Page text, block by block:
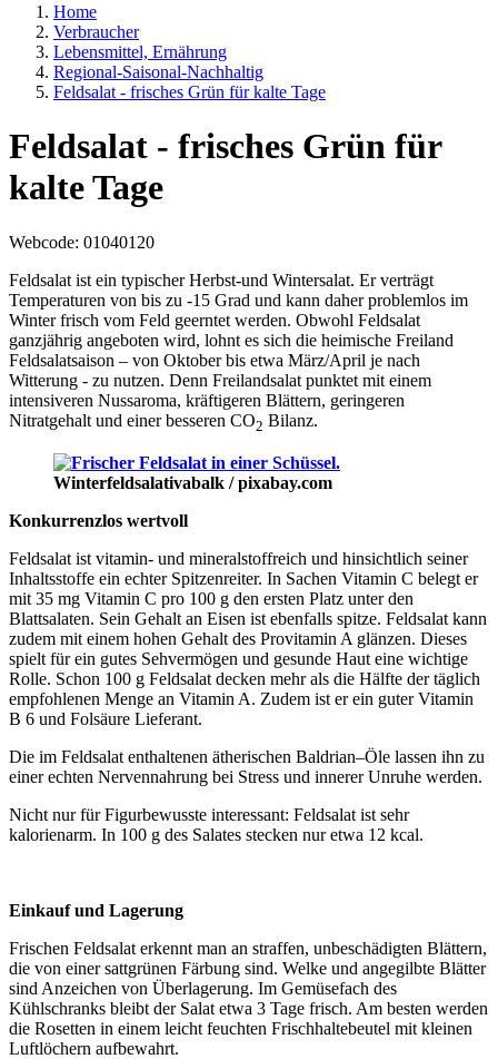
Home
Verbraucher
Lebensmittel, Ernährung
Regional-Saisonal-Nachhaltig
Feldsalat - frisches Grün für kalte Tage
Feldsalat - frisches Grün für
kalte Tage
Webcode: 01040120
Feldsalat ist ein typischer Herbst-und Wintersalat. Er verträgt
Temperaturen von bis zu -15 Grad und kann daher problemlos im
Winter frisch vom Feld geerntet werden. Obwohl Feldsalat
ganzjährig angeboten wird, lohnt es sich die heimische Freiland
Feldsalatsaison – von Oktober bis etwa März/April je nach
Witterung - zu nutzen. Denn Freilandsalat punktet mit einem
intensiveren Nussaroma, kräftigeren Blättern, geringeren
Nitratgehalt und einer besseren CO2 Bilanz.
Winterfeldsalativabalk / pixabay.com
Konkurrenzlos wertvoll
Feldsalat ist vitamin- und mineralstoffreich und hinsichtlich seiner
Inhaltsstoffe ein echter Spitzenreiter. In Sachen Vitamin C belegt er
mit 35 mg Vitamin C pro 100 g den ersten Platz unter den
Blattsalaten. Sein Gehalt an Eisen ist ebenfalls spitze. Feldsalat kann
zudem mit einem hohen Gehalt des Provitamin A glänzen. Dieses
spielt für ein gutes Sehvermögen und gesunde Haut eine wichtige
Rolle. Schon 100 g Feldsalat decken mehr als die Hälfte der täglich
empfohlenen Menge an Vitamin A. Zudem ist er ein guter Vitamin
B 6 und Folsäure Lieferant.
Die im Feldsalat enthaltenen ätherischen Baldrian–Öle lassen ihn zu
einer echten Nervennahrung bei Stress und innerer Unruhe werden.
Nicht nur für Figurbewusste interessant: Feldsalat ist sehr
kalorienarm. In 100 g des Salates stecken nur etwa 12 kcal.
Einkauf und Lagerung
Frischen Feldsalat erkennt man an straffen, unbeschädigten Blättern,
die von einer sattgrünen Färbung sind. Welke und angegilbte Blätter
sind Anzeichen von Überlagerung. Im Gemüsefach des
Kühlschranks bleibt der Salat etwa 3 Tage frisch. Am besten werden
die Rosetten in einem leicht feuchten Frischhaltebeutel mit kleinen
Luftlöchern aufbewahrt.